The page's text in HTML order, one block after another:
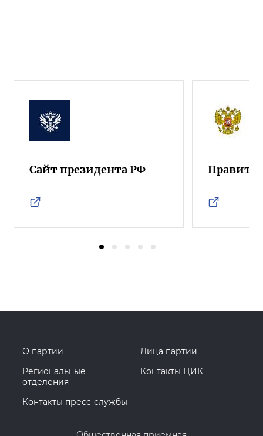
Сайт президента РФ
О партии
Лица партии
Региональные
отделения
Контакты ЦИК
Контакты пресс-службы